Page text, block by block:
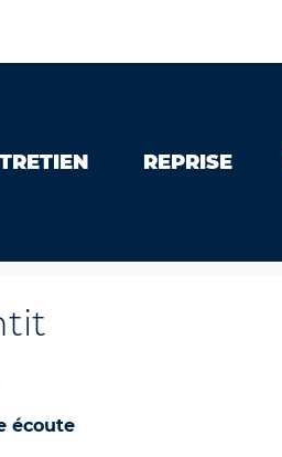
REPRISE
écoute